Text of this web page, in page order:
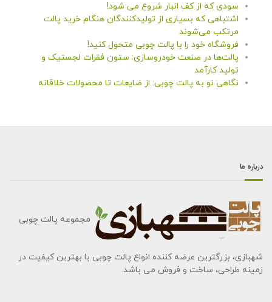
سودی که از کف انبار شروع می شود!
اشتباهی که بسیاری از تولیدکنندگان هنگام خرید پالت
مرتکب می‌شوند
فروشگاه خود را با پالت چوبی متحول کنید!
پالت‌ها در صنعت خودروسازی: ستون فقرات لجستیک و
تولید کارآمد
نگاهی نو به پالت چوبی: از ضایعات تا محصولات خلاقانه
درباره ما
مجموعه پالت چوبی
شهبازی، بزرگترین عرضه کننده انواع پالت چوبی با بهترین کیفیت در
زمینه طراحی، ساخت و فروش می باشد.